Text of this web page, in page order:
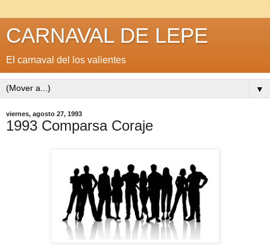
CARNAVAL DE LEPE
El carnaval del los valientes
▼
viernes, agosto 27, 1993
1993 Comparsa Coraje